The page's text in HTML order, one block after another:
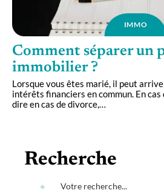
IMMO
Comment séparer un
immobilier ?
Lorsque vous êtes marié, il peut
intérêts financiers en commun. En
dire en cas de divorce,…
Recherche